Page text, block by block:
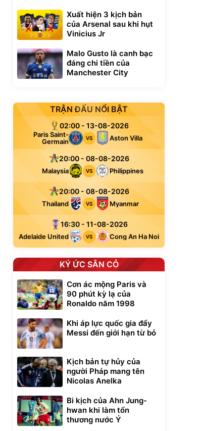
Unmute
Vali Bamozo
Khung Nhôm
20/24/28 Cao Cấp
1.000.000đ
825.000đ
Flash Sale
Xuất hiện 3 kịch bản
của Arsenal sau khi hụt
Vinicius Jr
Malo Gusto là canh bạc
đáng chi tiền của
Manchester City
TRẬN ĐẤU NỔI BẬT
02:00 - 13-08-2026
Paris Saint-
Germain
VS Aston Villa
20:00 - 08-08-2026
Malaysia VS Philippines
20:00 - 08-08-2026
Thailand VS Myanmar
16:30 - 11-08-2026
Adelaide United VS Cong An Ha Noi
KÝ ỨC SÂN CỎ
Cơn ác mộng Paris và
90 phút kỳ lạ của
Ronaldo năm 1998
Khi áp lực quốc gia đẩy
Messi đến giới hạn từ bỏ
Kịch bản tự hủy của
người Pháp mang tên
Nicolas Anelka
Bi kịch của Ahn Jung-
hwan khi làm tổn
thương nước Ý